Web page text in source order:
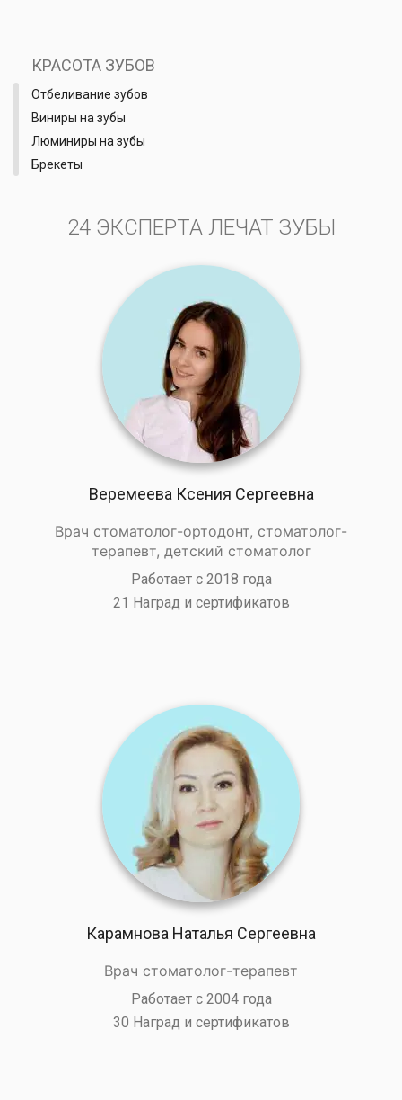
КРАСОТА ЗУБОВ
Отбеливание зубов
Виниры на зубы
Люминиры на зубы
Брекеты
24 ЭКСПЕРТА ЛЕЧАТ ЗУБЫ
Веремеева Ксения Сергеевна
Врач стоматолог-ортодонт, стоматолог-
терапевт, детский стоматолог
Работает с 2018 года
21 Наград и сертификатов
Карамнова Наталья Сергеевна
Врач стоматолог-терапевт
Работает с 2004 года
30 Наград и сертификатов